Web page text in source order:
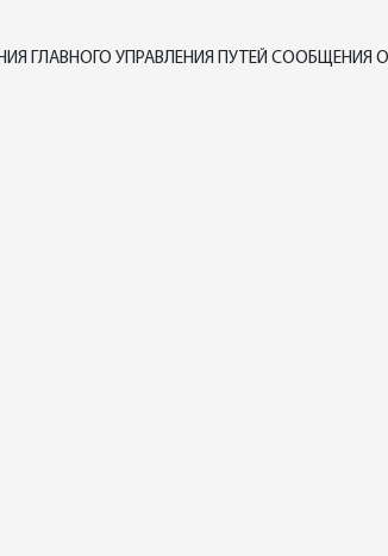
ГЛАВНОГО УПРАВЛЕНИЯ ПУТЕЙ СООБЩЕНИЯ